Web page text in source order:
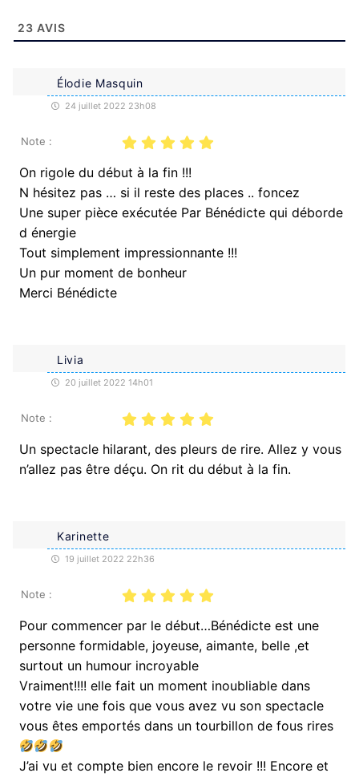
23 AVIS
Élodie Masquin
24 juillet 2022 23h08
Note :
On rigole du début à la fin !!!
N hésitez pas … si il reste des places .. foncez
Une super pièce exécutée Par Bénédicte qui déborde
d énergie
Tout simplement impressionnante !!!
Un pur moment de bonheur
Merci Bénédicte
Livia
20 juillet 2022 14h01
Note :
Un spectacle hilarant, des pleurs de rire. Allez y vous
n’allez pas être déçu. On rit du début à la fin.
Karinette
19 juillet 2022 22h36
Note :
Pour commencer par le début…Bénédicte est une
personne formidable, joyeuse, aimante, belle ,et
surtout un humour incroyable
Vraiment!!!! elle fait un moment inoubliable dans
votre vie une fois que vous avez vu son spectacle
vous êtes emportés dans un tourbillon de fous rires
J’ai vu et compte bien encore le revoir !!! Encore et